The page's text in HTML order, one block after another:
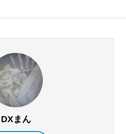
DXまん